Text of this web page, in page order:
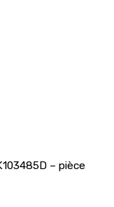
– pièce